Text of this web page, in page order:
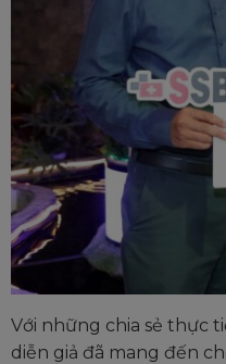
Với những chia sẻ thực
diễn giả đã mang đến